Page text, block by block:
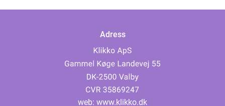
Adress
web: www.klikko.dk